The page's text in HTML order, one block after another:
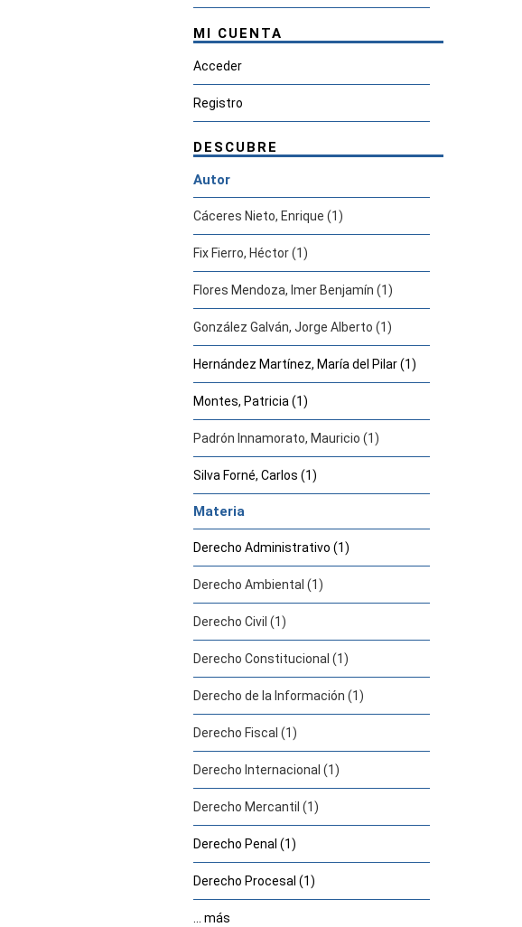
MI CUENTA
Acceder
Registro
DESCUBRE
Autor
Cáceres Nieto, Enrique (1)
Fix Fierro, Héctor (1)
Flores Mendoza, Imer Benjamín (1)
González Galván, Jorge Alberto (1)
Hernández Martínez, María del Pilar (1)
Montes, Patricia (1)
Padrón Innamorato, Mauricio (1)
Silva Forné, Carlos (1)
Materia
Derecho Administrativo (1)
Derecho Ambiental (1)
Derecho Civil (1)
Derecho Constitucional (1)
Derecho de la Información (1)
Derecho Fiscal (1)
Derecho Internacional (1)
Derecho Mercantil (1)
Derecho Penal (1)
Derecho Procesal (1)
... más